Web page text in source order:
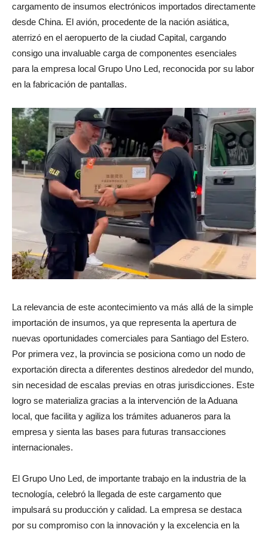
cargamento de insumos electrónicos importados directamente
desde China. El avión, procedente de la nación asiática,
aterrizó en el aeropuerto de la ciudad Capital, cargando
consigo una invaluable carga de componentes esenciales
para la empresa local Grupo Uno Led, reconocida por su labor
en la fabricación de pantallas.
La relevancia de este acontecimiento va más allá de la simple
importación de insumos, ya que representa la apertura de
nuevas oportunidades comerciales para Santiago del Estero.
Por primera vez, la provincia se posiciona como un nodo de
exportación directa a diferentes destinos alrededor del mundo,
sin necesidad de escalas previas en otras jurisdicciones. Este
logro se materializa gracias a la intervención de la Aduana
local, que facilita y agiliza los trámites aduaneros para la
empresa y sienta las bases para futuras transacciones
internacionales.
El Grupo Uno Led, de importante trabajo en la industria de la
tecnología, celebró la llegada de este cargamento que
impulsará su producción y calidad. La empresa se destaca
por su compromiso con la innovación y la excelencia en la